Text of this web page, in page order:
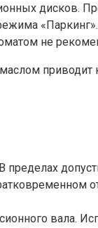
дисков.
«Паркинг».
не
вала.